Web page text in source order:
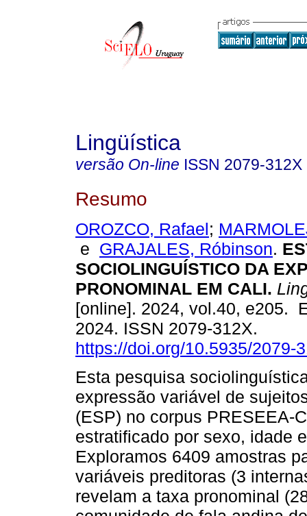
Lingüística
versão On-line ISSN 2079-312X
Resumo
OROZCO, Rafael;
e GRAJALES, Róbinson.
SOCIOLINGUÍSTICO DA
PRONOMINAL EM CALI.
[online]. 2024, vol.40, e205.
2024. ISSN 2079-312X.
https://doi.org/10.5935/2079-
Esta pesquisa
expressão variável de
(ESP) no corpus PRESEEA-
estratificado por sexo, idade
Exploramos 6409 amostras
variáveis preditoras (3
revelam a taxa pronominal